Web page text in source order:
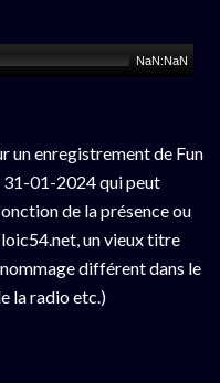
NaN:NaN
un enregistrement de Fun
31-01-2024 qui peut
de la présence ou
loic54.net, un vieux titre
différent dans le
la radio etc.)